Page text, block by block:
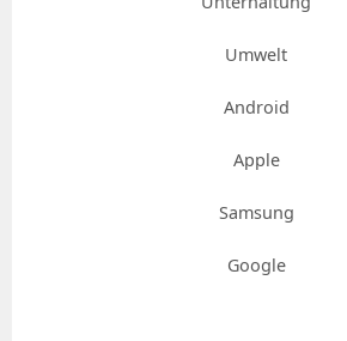
Umwelt
Android
Apple
Samsung
Google